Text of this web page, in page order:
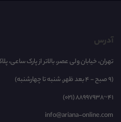
آدرس
تهران، خیابان ولی عصر، بالاتر از پارک ساعی، پلاک 2283،
(9 صبح - 4 بعد ظهر, شنبه تا چهارشنبه)
(021) 88997938~41
info@ariana-online.com